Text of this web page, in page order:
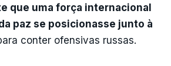
que uma força internacional
paz se posicionasse junto à
conter ofensivas russas.